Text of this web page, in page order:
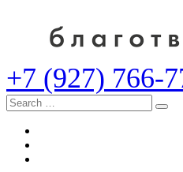
+7 (927) 766-